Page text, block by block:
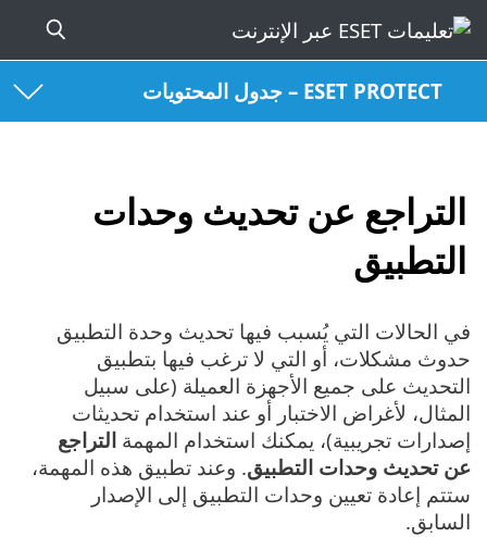
ESET PROTECT – جدول المحتويات
التراجع عن تحديث وحدات
التطبيق
في الحالات التي يُسبب فيها تحديث وحدة التطبيق
حدوث مشكلات، أو التي لا ترغب فيها بتطبيق
التحديث على جميع الأجهزة العميلة (على سبيل
المثال، لأغراض الاختبار أو عند استخدام تحديثات
إصدارات تجريبية)، يمكنك استخدام المهمة التراجع
عن تحديث وحدات التطبيق. وعند تطبيق هذه المهمة،
ستتم إعادة تعيين وحدات التطبيق إلى الإصدار
السابق.